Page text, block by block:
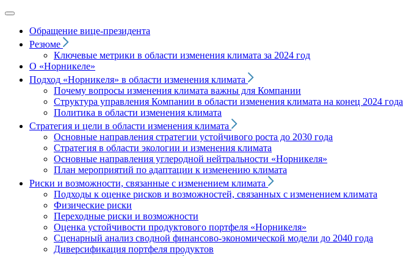
Обращение вице‑президента
Резюме
Ключевые метрики в области изменения климата за 2024 год
О «Норникеле»
Подход «Норникеля» в области изменения климата
Почему вопросы изменения климата важны для Компании
Структура управления Компании в области изменения климата на конец 2024 года
Политика в области изменения климата
Стратегия и цели в области изменения климата
Основные направления стратегии устойчивого роста до 2030 года
Стратегия в области экологии и изменения климата
Основные направления углеродной нейтральности «Норникеля»
План мероприятий по адаптации к изменению климата
Риски и возможности, связанные с изменением климата
Подходы к оценке рисков и возможностей, связанных с изменением климата
Физические риски
Переходные риски и возможности
Оценка устойчивости продуктового портфеля «Норникеля»
Сценарный анализ сводной финансово-экономической модели до 2040 года
Диверсификация портфеля продуктов